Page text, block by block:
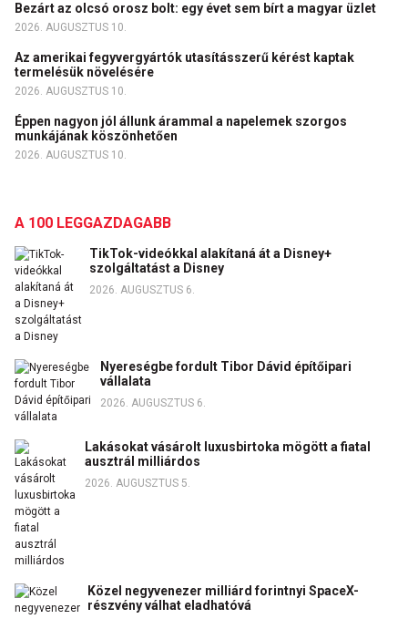
Bezárt az olcsó orosz bolt: egy évet sem bírt a magyar üzlet
2026. AUGUSZTUS 10.
Az amerikai fegyvergyártók utasításszerű kérést kaptak
termelésük növelésére
2026. AUGUSZTUS 10.
Éppen nagyon jól állunk árammal a napelemek szorgos
munkájának köszönhetően
2026. AUGUSZTUS 10.
A 100 LEGGAZDAGABB
TikTok-videókkal alakítaná át a Disney+
szolgáltatást a Disney
2026. AUGUSZTUS 6.
Nyereségbe fordult Tibor Dávid építőipari
vállalata
2026. AUGUSZTUS 6.
Lakásokat vásárolt luxusbirtoka mögött a fiatal
ausztrál milliárdos
2026. AUGUSZTUS 5.
Közel negyvenezer milliárd forintnyi SpaceX-
részvény válhat eladhatóvá